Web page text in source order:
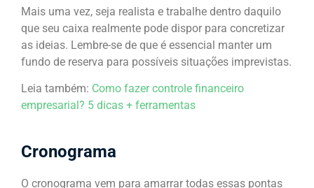
Mais uma vez, seja realista e trabalhe dentro daquilo
que seu caixa realmente pode dispor para concretizar
as ideias. Lembre-se de que é essencial manter um
fundo de reserva para possíveis situações imprevistas.
Leia também: Como fazer controle financeiro
empresarial? 5 dicas + ferramentas
Cronograma
O cronograma vem para amarrar todas essas pontas